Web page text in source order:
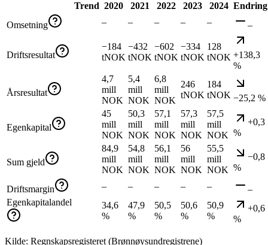
Trend 2020 2021 2022 2023 2024 Endring
Omsetning
– – – – – –
Driftsresultat
−184
tNOK
−432
tNOK
−602
tNOK
−334
tNOK
128
tNOK +138,3
%
Årsresultat
4,7
mill
NOK
5,4
mill
NOK
6,8
mill
NOK
246
tNOK
184
tNOK −25,2 %
Egenkapital
45
mill
NOK
50,3
mill
NOK
57,1
mill
NOK
57,3
mill
NOK
57,5
mill
NOK
+0,3
%
Sum gjeld
84,9
mill
NOK
54,8
mill
NOK
56,1
mill
NOK
56
mill
NOK
55,5
mill
NOK
−0,8
%
Driftsmargin – – – – –
–
Egenkapitalandel
34,6
%
47,9
%
50,5
%
50,6
%
50,9
%
+0,6
%
Kilde: Regnskapsregisteret (Brønnøysundregistrene)